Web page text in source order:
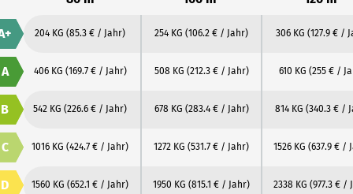
204 KG (85.3 € / Jahr) 254 KG (106.2 € / Jahr) 306 KG (127.9 € /
A 406 KG (169.7 € / Jahr) 508 KG (212.3 € / Jahr) 610 KG (255 € /
B 542 KG (226.6 € / Jahr) 678 KG (283.4 € / Jahr) 814 KG (340.3 € /
C 1016 KG (424.7 € / Jahr) 1272 KG (531.7 € / Jahr) 1526 KG (637.9 € /
D 1560 KG (652.1 € / Jahr) 1950 KG (815.1 € / Jahr) 2338 KG (977.3 € /